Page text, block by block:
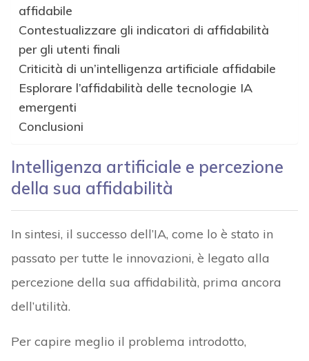
affidabile
Contestualizzare gli indicatori di affidabilità
per gli utenti finali
Criticità di un’intelligenza artificiale affidabile
Esplorare l’affidabilità delle tecnologie IA
emergenti
Conclusioni
Intelligenza artificiale e percezione
della sua affidabilità
In sintesi, il successo dell’IA, come lo è stato in
passato per tutte le innovazioni, è legato alla
percezione della sua affidabilità, prima ancora
dell’utilità.
Per capire meglio il problema introdotto,